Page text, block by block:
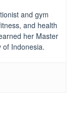
and gym
and health
her Master
of Indonesia.